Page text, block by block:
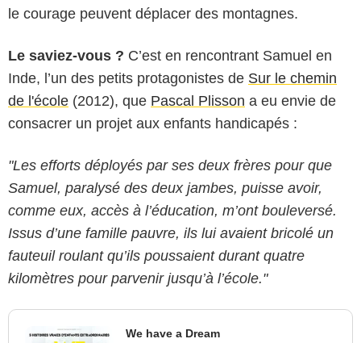
le courage peuvent déplacer des montagnes.
Le saviez-vous ? C’est en rencontrant Samuel en
Inde, l’un des petits protagonistes de Sur le chemin
de l'école (2012), que Pascal Plisson a eu envie de
consacrer un projet aux enfants handicapés :
"Les efforts déployés par ses deux frères pour que
Samuel, paralysé des deux jambes, puisse avoir,
comme eux, accès à l’éducation, m’ont bouleversé.
Issus d’une famille pauvre, ils lui avaient bricolé un
fauteuil roulant qu’ils poussaient durant quatre
kilomètres pour parvenir jusqu’à l’école."
We have a Dream